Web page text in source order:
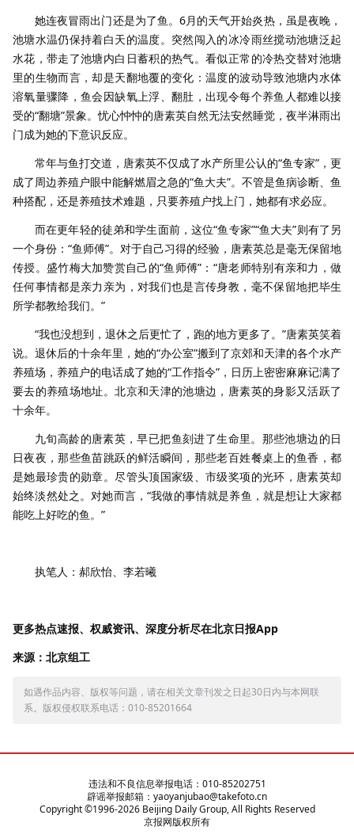
她连夜冒雨出门还是为了鱼。6月的天气开始炎热，虽是夜晚，
池塘水温仍保持着白天的温度。突然闯入的冰冷雨丝搅动池塘泛起
水花，带走了池塘内白日蓄积的热气。看似正常的冷热交替对池塘
里的生物而言，却是天翻地覆的变化：温度的波动导致池塘内水体
溶氧量骤降，鱼会因缺氧上浮、翻肚，出现令每个养鱼人都难以接
受的“翻塘”景象。忧心忡忡的唐素英自然无法安然睡觉，夜半淋雨出
门成为她的下意识反应。
常年与鱼打交道，唐素英不仅成了水产所里公认的“鱼专家”，更
成了周边养殖户眼中能解燃眉之急的“鱼大夫”。不管是鱼病诊断、鱼
种搭配，还是养殖技术难题，只要养殖户找上门，她都有求必应。
而在更年轻的徒弟和学生面前，这位“鱼专家”“鱼大夫”则有了另
一个身份：“鱼师傅”。对于自己习得的经验，唐素英总是毫无保留地
传授。盛竹梅大加赞赏自己的“鱼师傅”：“唐老师特别有亲和力，做
任何事情都是亲力亲为，对我们也是言传身教，毫不保留地把毕生
所学都教给我们。”
“我也没想到，退休之后更忙了，跑的地方更多了。”唐素英笑着
说。退休后的十余年里，她的“办公室”搬到了京郊和天津的各个水产
养殖场，养殖户的电话成了她的“工作指令”，日历上密密麻麻记满了
要去的养殖场地址。北京和天津的池塘边，唐素英的身影又活跃了
十余年。
九旬高龄的唐素英，早已把鱼刻进了生命里。那些池塘边的日
日夜夜，那些鱼苗跳跃的鲜活瞬间，那些老百姓餐桌上的鱼香，都
是她最珍贵的勋章。尽管头顶国家级、市级奖项的光环，唐素英却
始终淡然处之。对她而言，“我做的事情就是养鱼，就是想让大家都
能吃上好吃的鱼。”
执笔人：郝欣怡、李若曦
更多热点速报、权威资讯、深度分析尽在北京日报App
来源：北京组工
如遇作品内容、版权等问题，请在相关文章刊发之日起30日内与本网联
系。版权侵权联系电话：010-85201664
违法和不良信息举报电话：010-85202751
辟谣举报邮箱：yaoyanjubao@takefoto.cn
Copyright ©1996-2026Beijing Daily Group, All Rights Reserved
京报网版权所有